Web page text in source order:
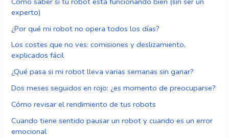
experto)
¿Por qué mi robot no opera todos los días?
Los costes que no ves: comisiones y deslizamiento,
explicados fácil
¿Qué pasa si mi robot lleva varias semanas sin ganar?
Dos meses seguidos en rojo: ¿es momento de preocuparse?
Cómo revisar el rendimiento de tus robots
Cuando tiene sentido pausar un robot y cuando es un error
emocional